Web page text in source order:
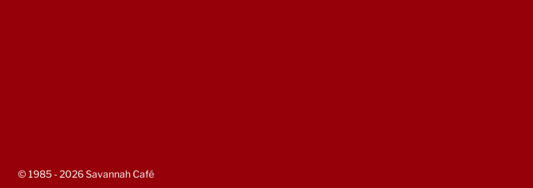
© 1985 - 2026 Savannah Café